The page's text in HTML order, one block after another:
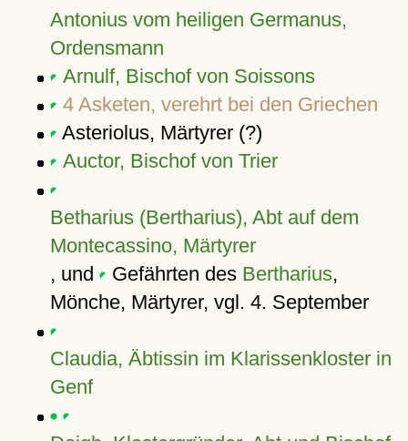
Antonius vom heiligen Germanus,
Ordensmann
Arnulf, Bischof von Soissons
4 Asketen, verehrt bei den Griechen
Asteriolus, Märtyrer (?)
Auctor, Bischof von Trier
Betharius (Bertharius), Abt auf dem
Montecassino, Märtyrer
, und
Gefährten des Bertharius,
Mönche, Märtyrer, vgl. 4. September
Claudia, Äbtissin im Klarissenkloster in
Genf